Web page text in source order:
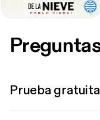
Prueba gratuita